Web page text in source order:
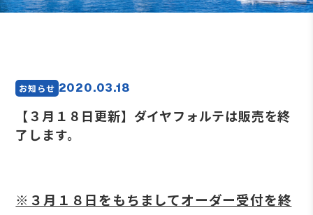
お知らせ 2020.03.18
【３月１８日更新】ダイヤフォルテは販売を終
了します。
※３月１８日をもちましてオーダー受付を終